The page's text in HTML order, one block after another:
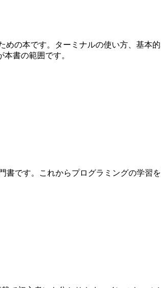
めの本です。ターミナルの使い方、基本
書の範囲です。
です。これからプログラミングの学習